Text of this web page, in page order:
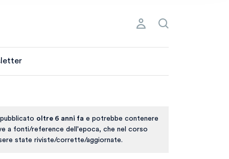
oltre 6 anni fa e potrebbe contenere
a fonti/reference dell'epoca, che nel corso
state riviste/corrette/aggiornate.